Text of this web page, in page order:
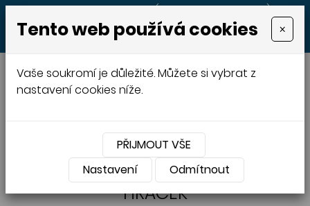
MENU
VÝROBA A PRODEJDŘEVĚNÝCH
HRAČEK
Tento web používá cookies ×
Vaše soukromí je důležité. Můžete si vybrat z
nastavení cookies níže.
PŘIJMOUT VŠE
Nastavení
Odmítnout